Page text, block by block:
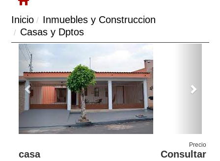
Inicio
Inmuebles y Construccion
Casas y Dptos
Previous Next
casa
Precio
Consultar